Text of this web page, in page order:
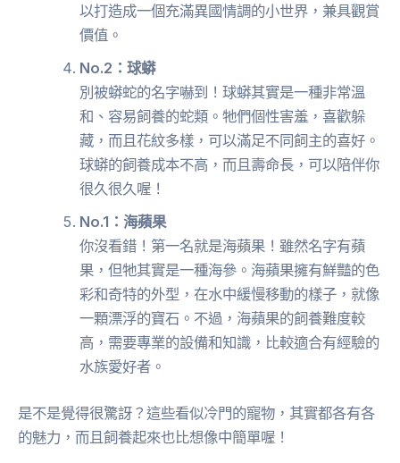
以打造成一個充滿異國情調的小世界，兼具觀賞
價值。
No.2：球蟒
別被蟒蛇的名字嚇到！球蟒其實是一種非常溫
和、容易飼養的蛇類。牠們個性害羞，喜歡躲
藏，而且花紋多樣，可以滿足不同飼主的喜好。
球蟒的飼養成本不高，而且壽命長，可以陪伴你
很久很久喔！
No.1：海蘋果
你沒看錯！第一名就是海蘋果！雖然名字有蘋
果，但牠其實是一種海參。海蘋果擁有鮮豔的色
彩和奇特的外型，在水中緩慢移動的樣子，就像
一顆漂浮的寶石。不過，海蘋果的飼養難度較
高，需要專業的設備和知識，比較適合有經驗的
水族愛好者。
是不是覺得很驚訝？這些看似冷門的寵物，其實都各有各
的魅力，而且飼養起來也比想像中簡單喔！